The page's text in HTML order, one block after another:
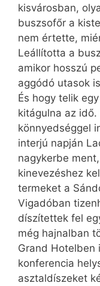
kisvárosban,
buszsofőr a
nem értette,
Leállította a
amikor hosszú
aggódó utasok
És hogy telik
kitágulna az
könnyedséggel
interjú napján
nagykerbe
kinevezéshez
termeket a
Vigadóban
díszítettek fel
még hajnalban
Grand Hotelben
konferencia
asztaldíszeket